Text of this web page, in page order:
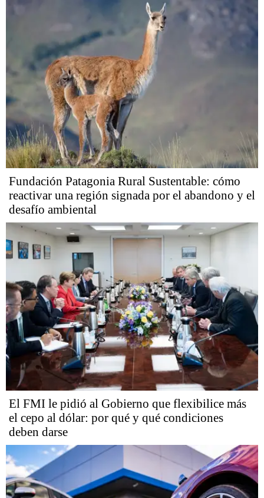
Fundación Patagonia Rural Sustentable: cómo
reactivar una región signada por el abandono y el
desafío ambiental
El FMI le pidió al Gobierno que flexibilice más
el cepo al dólar: por qué y qué condiciones
deben darse